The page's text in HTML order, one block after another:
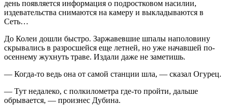
день появляется информация о подростковом насилии,
издевательства снимаются на камеру и выкладываются в
Сеть…
До Колеи дошли быстро. Заржавевшие шпалы наполовину
скрывались в разросшейся еще летней, но уже начавшей по-
осеннему жухнуть траве. Издали даже не заметишь.
— Когда-то ведь она от самой станции шла, — сказал Огурец.
— Тут недалеко, с полкилометра где-то пройти, дальше
обрывается, — произнес Дубина.